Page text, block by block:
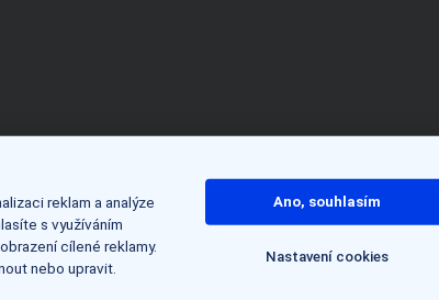
reklam a analýze
s využíváním
cílené reklamy.
nebo upravit.
Ano, souhlasím
Nastavení cookies